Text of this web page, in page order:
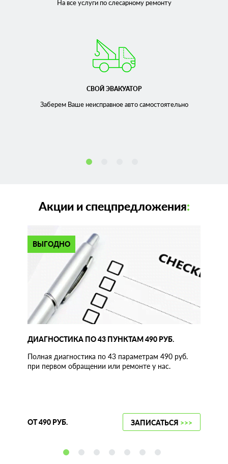
На все услуги по слесарномуремонту
СВОЙ ЭВАКУАТОР
Заберем Ваше неисправноеавто самостоятельно
Акции и спецпредложения:
ВЫГОДНО
ДИАГНОСТИКА ПО 43 ПУНКТАМ 490 РУБ.
Полная диагностика по 43 параметрам 490 руб.
при первом обращении или ремонте у нас.
ОТ 490 РУБ. ЗАПИСАТЬСЯ >>>